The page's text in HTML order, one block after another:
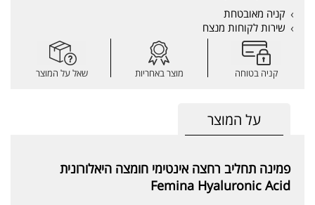
קניה מאובטחת
שירות לקוחות מנצח
קניה בטוחה מוצר באחריות שאל על המוצר
על המוצר
פמינה תחליב רחצה אינטימי חומצה היאלורונית
Femina Hyaluronic Acid